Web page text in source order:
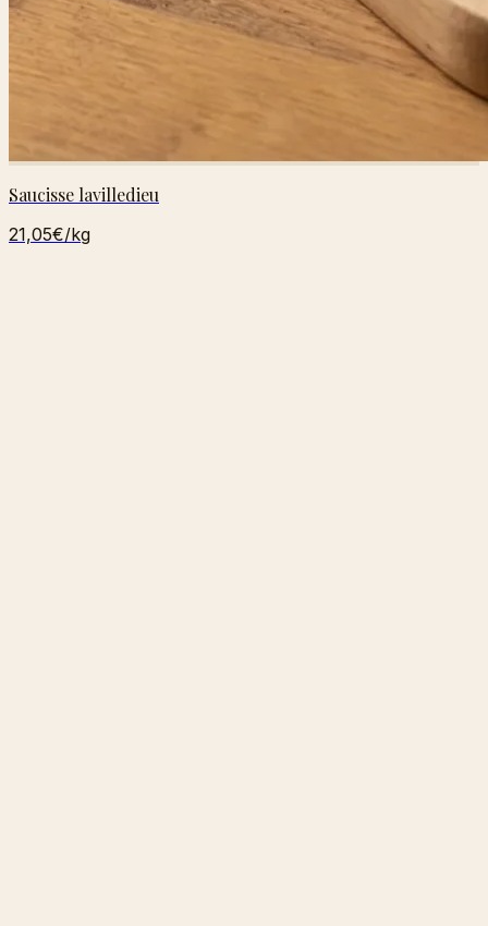
Saucisse lavilledieu
21,05€/kg